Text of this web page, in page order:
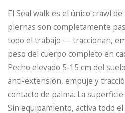
El Seal walk es el único crawl
piernas son completamente
todo el trabajo — traccionan,
peso del cuerpo completo en
Pecho elevado 5-15 cm del
anti-extensión, empuje y
contacto de palma. La
Sin equipamiento, activa todo